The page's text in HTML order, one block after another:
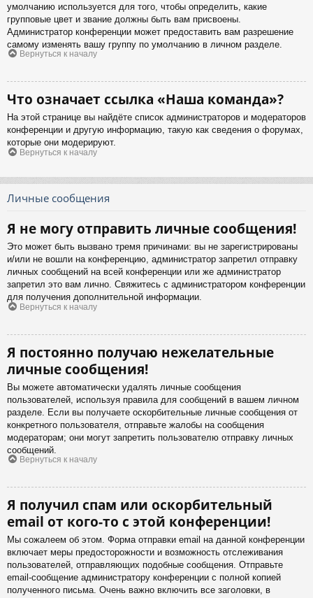
умолчанию используется для того, чтобы определить, какие
групповые цвет и звание должны быть вам присвоены.
Администратор конференции может предоставить вам разрешение
самому изменять вашу группу по умолчанию в личном разделе.
Вернуться к началу
Что означает ссылка «Наша команда»?
На этой странице вы найдёте список администраторов и модераторов
конференции и другую информацию, такую как сведения о форумах,
которые они модерируют.
Вернуться к началу
Личные сообщения
Я не могу отправить личные сообщения!
Это может быть вызвано тремя причинами: вы не зарегистрированы
и/или не вошли на конференцию, администратор запретил отправку
личных сообщений на всей конференции или же администратор
запретил это вам лично. Свяжитесь с администратором конференции
для получения дополнительной информации.
Вернуться к началу
Я постоянно получаю нежелательные
личные сообщения!
Вы можете автоматически удалять личные сообщения
пользователей, используя правила для сообщений в вашем личном
разделе. Если вы получаете оскорбительные личные сообщения от
конкретного пользователя, отправьте жалобы на сообщения
модераторам; они могут запретить пользователю отправку личных
сообщений.
Вернуться к началу
Я получил спам или оскорбительный
email от кого-то с этой конференции!
Мы сожалеем об этом. Форма отправки email на данной конференции
включает меры предосторожности и возможность отслеживания
пользователей, отправляющих подобные сообщения. Отправьте
email-сообщение администратору конференции с полной копией
полученного письма. Очень важно включить все заголовки, в